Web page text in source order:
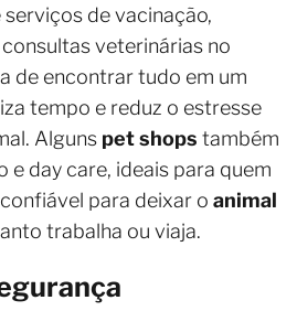
de vacinação,
veterinárias no
de encontrar tudo em um
tempo e reduz o estresse
Alguns pet shops também
e day care, ideais para quem
para deixar o animal
trabalha ou viaja.